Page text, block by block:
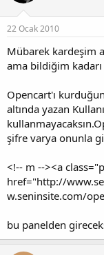
22 Ocak 2010
Mübarek kardeşim
ama bildiğim
Opencart'ı
altında yazan
şifre varya onunla
<!-- m --><a
href="http://
w.seninsite.com/
bu panelden